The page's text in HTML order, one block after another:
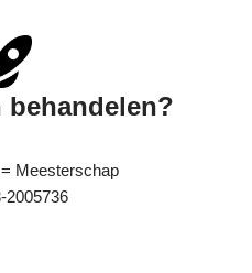
Meesterschap
2005736